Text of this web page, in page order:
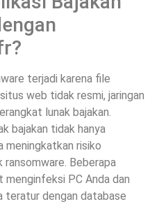
terjadi karena file
web tidak resmi, jaringan
lunak bajakan.
bajakan tidak hanya
meningkatkan risiko
Beberapa
menginfeksi PC Anda dan
teratur dengan database